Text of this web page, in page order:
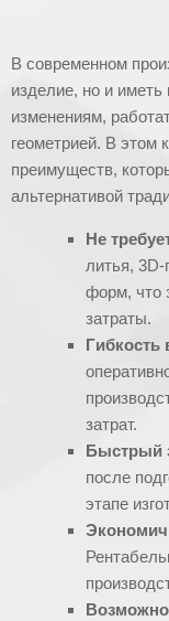
В современном
изделие, но и
изменениям,
геометрией. В этом
преимуществ,
альтернативой
Не
литья, 3D-
форм, что
затраты.
Гибкость
затрат.
Быстрый
после
этапе